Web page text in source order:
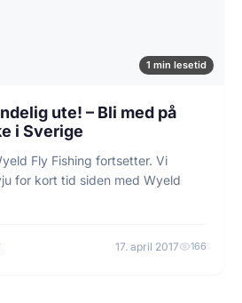
1 min lesetid
ute! – Bli med på
i Sverige
Fly Fishing fortsetter. Vi
for kort tid siden med Wyeld
17. april 2017 166